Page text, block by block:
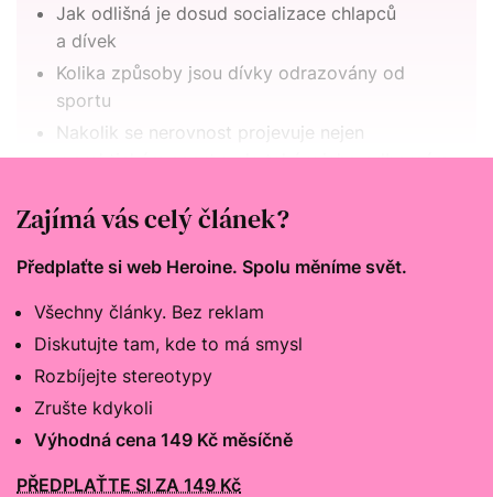
Jak odlišná je dosud socializace chlapců
a dívek
Kolika způsoby jsou dívky odrazovány od
sportu
Nakolik se nerovnost projevuje nejen
v praktickém sportu, ale také v jeho odborném
Zajímá vás celý článek?
Předplaťte si web Heroine. Spolu měníme svět.
Všechny články. Bez reklam
Diskutujte tam, kde to má smysl
Rozbíjejte stereotypy
Zrušte kdykoli
Výhodná cena 149 Kč měsíčně
PŘEDPLAŤTE SI ZA 149 Kč